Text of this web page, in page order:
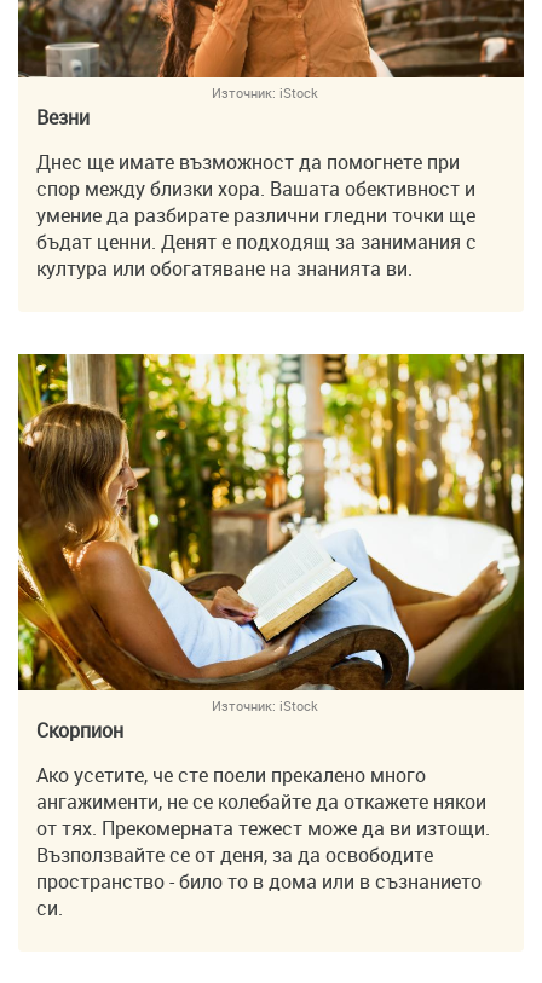
Източник: iStock
Везни
Днес ще имате възможност да помогнете при
спор между близки хора. Вашата обективност и
умение да разбирате различни гледни точки ще
бъдат ценни. Денят е подходящ за занимания с
култура или обогатяване на знанията ви.
Източник: iStock
Скорпион
Ако усетите, че сте поели прекалено много
ангажименти, не се колебайте да откажете някои
от тях. Прекомерната тежест може да ви изтощи.
Възползвайте се от деня, за да освободите
пространство - било то в дома или в съзнанието
си.